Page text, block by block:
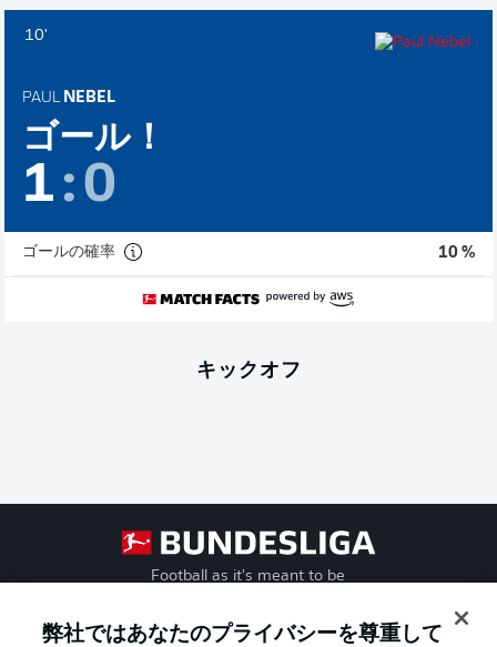
10'
PAUL NEBEL
ゴール！
1:0
ゴールの確率 10 %
キックオフ
Football as it's meant to be
弊社ではあなたのプライバシーを尊重して